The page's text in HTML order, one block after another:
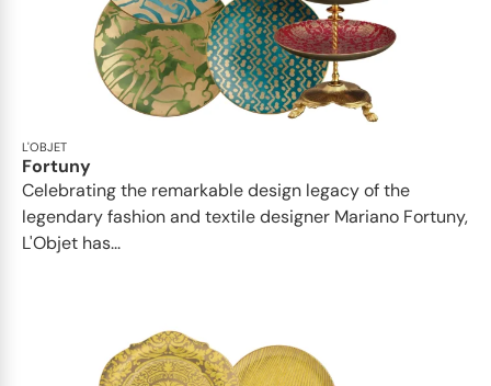
L'OBJET
Fortuny
Celebrating the remarkable design legacy of the
legendary fashion and textile designer Mariano Fortuny,
L'Objet has...